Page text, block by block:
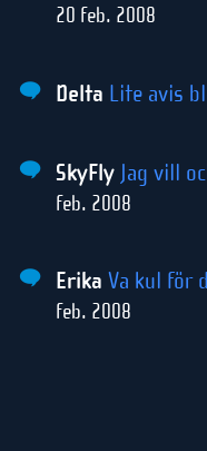
20 feb. 2008
Delta Lite avis
SkyFly Jag vill
feb. 2008
Erika Va kul för
feb. 2008